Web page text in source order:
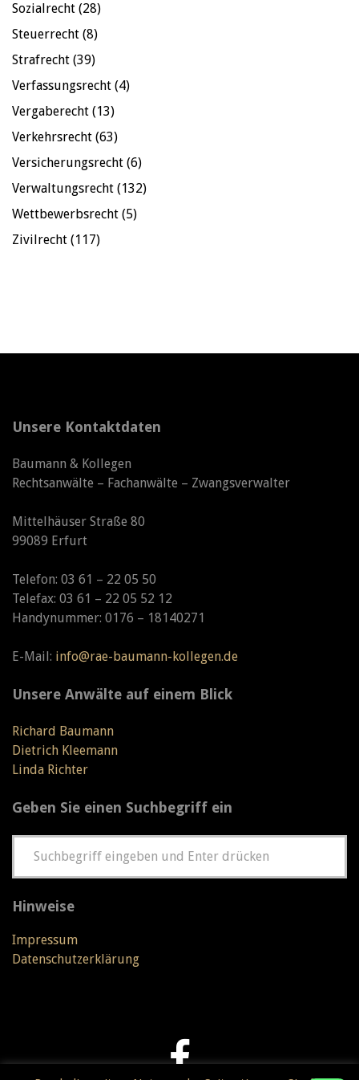
Sozialrecht (28)
Steuerrecht (8)
Strafrecht (39)
Verfassungsrecht (4)
Vergaberecht (13)
Verkehrsrecht (63)
Versicherungsrecht (6)
Verwaltungsrecht (132)
Wettbewerbsrecht (5)
Zivilrecht (117)
Unsere Kontaktdaten
Baumann & Kollegen
Rechtsanwälte – Fachanwälte – Zwangsverwalter
Mittelhäuser Straße 80
99089 Erfurt
Telefon: 03 61 – 22 05 50
Telefax: 03 61 – 22 05 52 12
Handynummer: 0176 – 18140271
E-Mail: info@rae-baumann-kollegen.de
Unsere Anwälte auf einem Blick
Richard Baumann
Dietrich Kleemann
Linda Richter
Geben Sie einen Suchbegriff ein
Hinweise
Impressum
Datenschutzerklärung